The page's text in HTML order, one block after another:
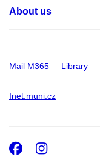
About us
Mail M365 Library
Inet.muni.cz
Facebook